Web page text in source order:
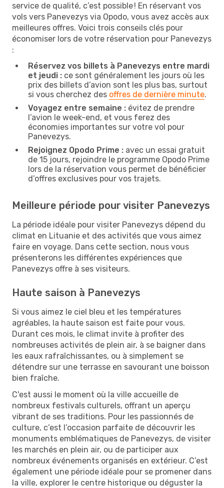
service de qualité, c’est possible ! En réservant vos
vols vers Panevezys via Opodo, vous avez accès aux
meilleures offres. Voici trois conseils clés pour
économiser lors de votre réservation pour Panevezys
:
Réservez vos billets à Panevezys entre mardi
et jeudi : ce sont généralement les jours où les
prix des billets d’avion sont les plus bas, surtout
si vous cherchez des offres de dernière minute.
Voyagez entre semaine : évitez de prendre
l’avion le week-end, et vous ferez des
économies importantes sur votre vol pour
Panevezys.
Rejoignez Opodo Prime : avec un essai gratuit
de 15 jours, rejoindre le programme Opodo Prime
lors de la réservation vous permet de bénéficier
d’offres exclusives pour vos trajets.
Meilleure période pour visiter Panevezys
La période idéale pour visiter Panevezys dépend du
climat en Lituanie et des activités que vous aimez
faire en voyage. Dans cette section, nous vous
présenterons les différentes expériences que
Panevezys offre à ses visiteurs.
Haute saison à Panevezys
Si vous aimez le ciel bleu et les températures
agréables, la haute saison est faite pour vous.
Durant ces mois, le climat invite à profiter des
nombreuses activités de plein air, à se baigner dans
les eaux rafraîchissantes, ou à simplement se
détendre sur une terrasse en savourant une boisson
bien fraîche.
C'est aussi le moment où la ville accueille de
nombreux festivals culturels, offrant un aperçu
vibrant de ses traditions. Pour les passionnés de
culture, c’est l’occasion parfaite de découvrir les
monuments emblématiques de Panevezys, de visiter
les marchés en plein air, ou de participer aux
nombreux événements organisés en extérieur. C’est
également une période idéale pour se promener dans
la ville, explorer le centre historique ou déguster la